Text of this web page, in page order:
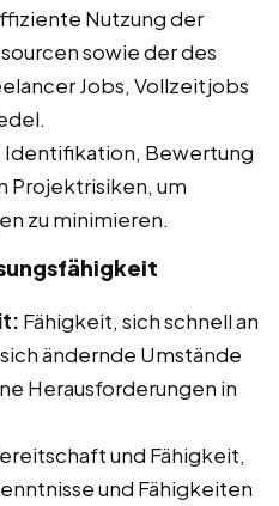
Nutzung der
sowie der des
Jobs, Vollzeitjobs
Identifikation, Bewertung
Projektrisiken, um
zu minimieren.
Fähigkeit, sich schnell an
ändernde Umstände
Herausforderungen in
und Fähigkeit,
und Fähigkeiten